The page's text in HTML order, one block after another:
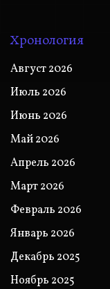
Хронология
Август 2026
Июль 2026
Июнь 2026
Май 2026
Апрель 2026
Март 2026
Февраль 2026
Январь 2026
Декабрь 2025
Ноябрь 2025